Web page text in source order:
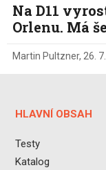
Na D11
Orlenu. Má
Martin Pultzner, 26. 7.
HLAVNÍ OBSAH
Testy
Katalog